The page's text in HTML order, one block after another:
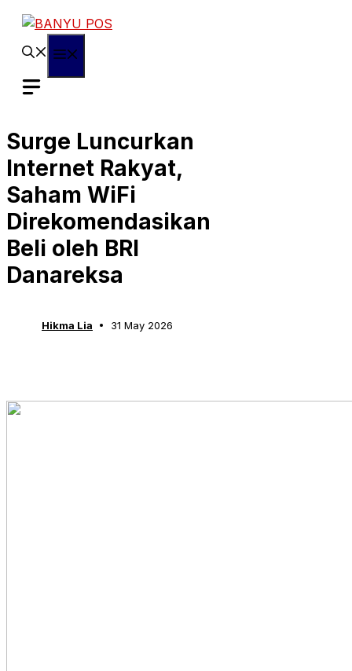
Skip
content
Surge Luncurkan
Internet Rakyat,
Saham WiFi
Direkomendasikan
Beli oleh BRI
Danareksa
Hikma Lia 31 May 2026